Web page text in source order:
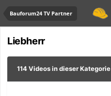
Bauforum24 TV Partner
Liebherr
114 Videos in dieser Kategorie